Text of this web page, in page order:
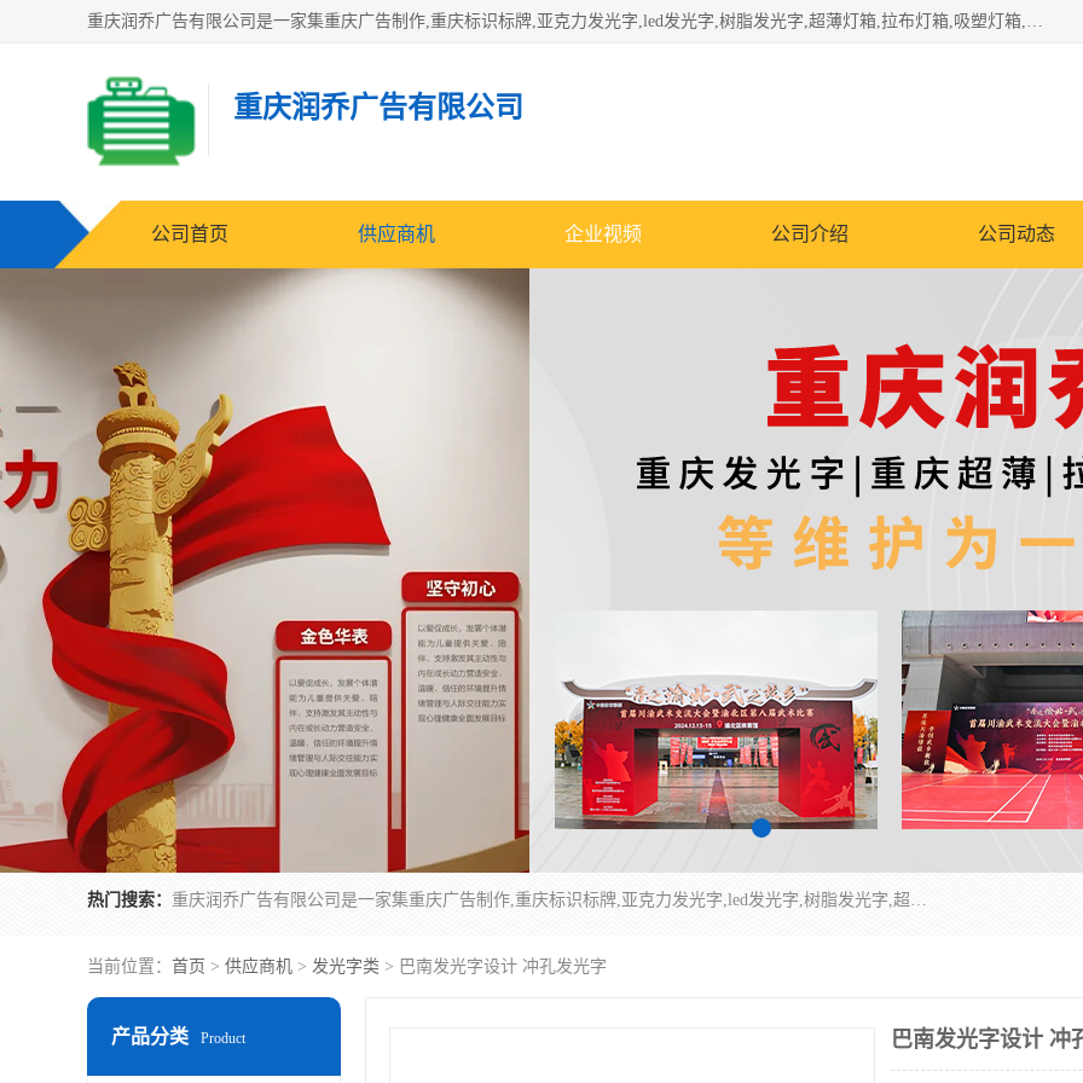
重庆润乔广告有限公司是一家集重庆广告制作,重庆标识标牌,亚克力发光字,led发光字,树脂发光字,超薄灯箱,拉布灯箱,吸塑灯箱,门头招牌,企业形象墙,写真喷绘,x展架,拉网展架,广告展架,条幅,锦旗设计,制作,施工,维护为一体的专业化广告公司.
重庆润乔广告有限公司
公司首页 供应商机 企业视频 公司介绍 公司动态
热门搜索： 重庆润乔广告有限公司是一家集重庆广告制作,重庆标识标牌,亚克力发光字,led发光字,树脂发光字,超薄灯箱,拉布灯箱,吸塑灯箱,门头招牌,企业形象墙,写真喷绘,x展架,拉网展架,广告展架,条幅,锦旗设计,制作,施工,维护为一体的专业化广告公司.
当前位置： 首页 > 供应商机 > 发光字类 > 巴南发光字设计 冲孔发光字
产品分类 Product 巴南发光字设计 冲